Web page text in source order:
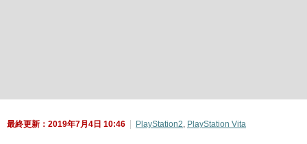
最終更新：2019年7月4日 10:46 PlayStation2, PlayStation Vita